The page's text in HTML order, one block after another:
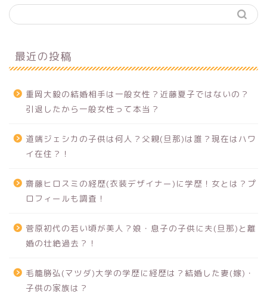
最近の投稿
重岡大毅の結婚相手は一般女性？近藤夏子ではないの？
引退したから一般女性って本当？
道端ジェシカの子供は何人？父親(旦那)は誰？現在はハワ
イ在住？！
齋藤ヒロスミの経歴(衣装デザイナー)に学歴！女とは？プ
ロフィールも調査！
菅原初代の若い頃が美人？娘・息子の子供に夫(旦那)と離
婚の壮絶過去？！
毛籠勝弘(マツダ)大学の学歴に経歴は？結婚した妻(嫁)・
子供の家族は？